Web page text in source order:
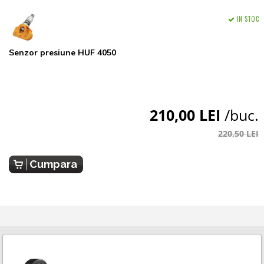
Senzor presiune HUF 4050
IN STOC
210,00 LEI /buc.
220,50 LEI
Cumpara